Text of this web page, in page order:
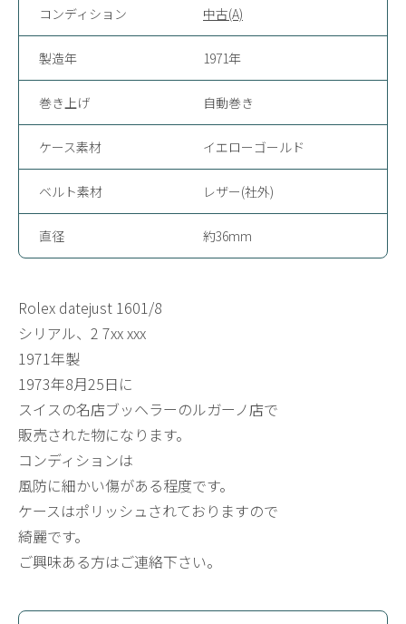
コンディション 中古(A)
製造年 1971年
巻き上げ 自動巻き
ケース素材 イエローゴールド
ベルト素材 レザー(社外)
直径 約36mm
Rolex datejust 1601/8
シリアル、2 7xx xxx
1971年製
1973年8月25日に
スイスの名店ブッヘラーのルガーノ店で
販売された物になります。
コンディションは
風防に細かい傷がある程度です。
ケースはポリッシュされておりますので
綺麗です。
ご興味ある方はご連絡下さい。